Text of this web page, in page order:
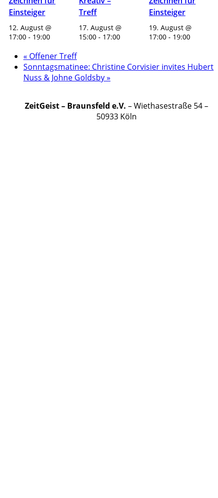
Einsteiger
12. August @
17:00 - 19:00
Treff
17. August @
15:00 - 17:00
Einsteiger
19. August @
17:00 - 19:00
« Offener Treff
Sonntagsmatinee: Christine Corvisier invites Hubert
Nuss & Johne Goldsby»
ZeitGeist – Braunsfeld e.V. – Wiethasestraße 54 –
50933 Köln